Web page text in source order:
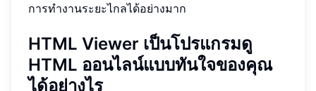
การทำงานระยะไกลได้อย่างมาก
HTML Viewer เป็นโปรแกรมดู
HTML ออนไลน์แบบทันใจของคุณ
ได้อย่างไร